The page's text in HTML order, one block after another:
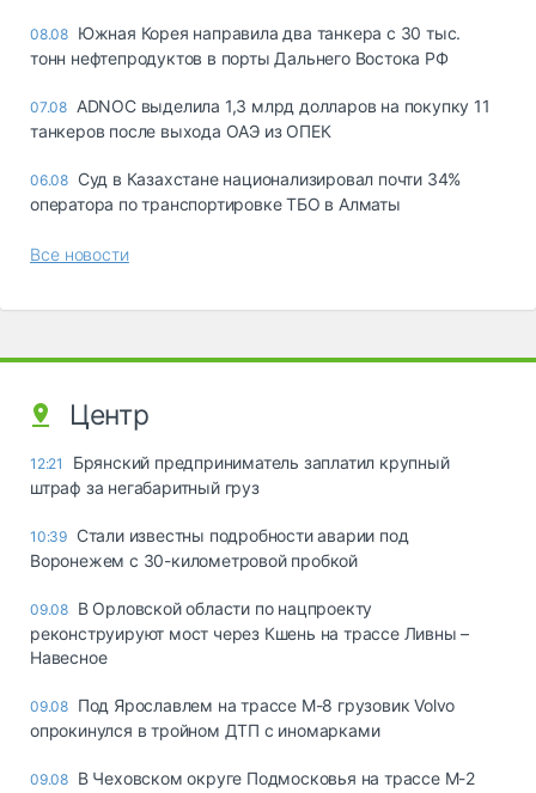
08.08 Южная Корея направила два танкера с 30 тыс.
тонн нефтепродуктов в порты Дальнего Востока РФ
07.08 ADNOC выделила 1,3 млрд долларов на покупку 11
танкеров после выхода ОАЭ из ОПЕК
06.08 Суд в Казахстане национализировал почти 34%
оператора по транспортировке ТБО в Алматы
Все новости
Центр
12:21
Брянский предприниматель заплатил крупный
штраф за негабаритный груз
10:39 Стали известны подробности аварии под
Воронежем с 30-километровой пробкой
09.08 В Орловской области по нацпроекту
реконструируют мост через Кшень на трассе Ливны –
Навесное
09.08 Под Ярославлем на трассе М-8 грузовик Volvo
опрокинулся в тройном ДТП с иномарками
09.08 В Чеховском округе Подмосковья на трассе М-2